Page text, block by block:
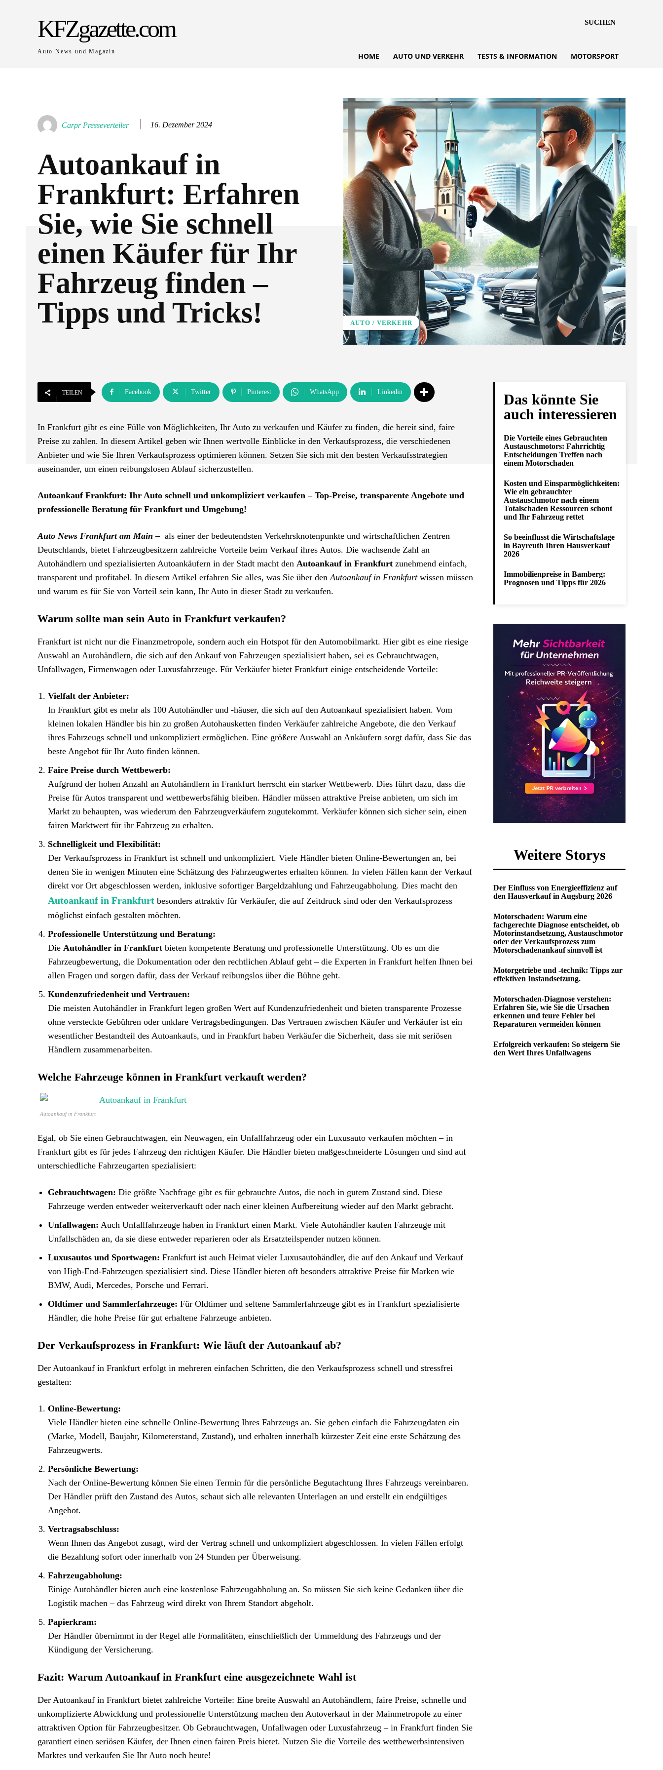
KFZgazette.com
Auto News und Magazin
SUCHEN
HOME AUTO UND VERKEHR TESTS & INFORMATION MOTORSPORT
Carpr Presseverteiler 16. Dezember 2024
Autoankauf in
Frankfurt: Erfahren
Sie, wie Sie schnell
einen Käufer für Ihr
Fahrzeug finden –
Tipps und Tricks!
AUTO / VERKEHR
TEILEN Facebook Twitter Pinterest WhatsApp Linkedin
In Frankfurt gibt es eine Fülle von Möglichkeiten, Ihr Auto zu verkaufen und Käufer zu finden, die bereit sind, faire
Preise zu zahlen. In diesem Artikel geben wir Ihnen wertvolle Einblicke in den Verkaufsprozess, die verschiedenen
Anbieter und wie Sie Ihren Verkaufsprozess optimieren können. Setzen Sie sich mit den besten Verkaufsstrategien
auseinander, um einen reibungslosen Ablauf sicherzustellen.
Autoankauf Frankfurt: Ihr Auto schnell und unkompliziert verkaufen – Top-Preise, transparente Angebote und
professionelle Beratung für Frankfurt und Umgebung!
Auto News Frankfurt am Main – als einer der bedeutendsten Verkehrsknotenpunkte und wirtschaftlichen Zentren
Deutschlands, bietet Fahrzeugbesitzern zahlreiche Vorteile beim Verkauf ihres Autos. Die wachsende Zahl an
Autohändlern und spezialisierten Autoankäufern in der Stadt macht den Autoankauf in Frankfurt zunehmend einfach,
transparent und profitabel. In diesem Artikel erfahren Sie alles, was Sie über denAutoankauf in Frankfurtwissen müssen
und warum es für Sie von Vorteil sein kann, Ihr Auto in dieser Stadt zu verkaufen.
Warum sollte man sein Auto in Frankfurt verkaufen?
Frankfurt ist nicht nur die Finanzmetropole, sondern auch ein Hotspot für den Automobilmarkt. Hier gibt es eine riesige
Auswahl an Autohändlern, die sich auf den Ankauf von Fahrzeugen spezialisiert haben, sei es Gebrauchtwagen,
Unfallwagen, Firmenwagen oder Luxusfahrzeuge. Für Verkäufer bietet Frankfurt einige entscheidende Vorteile:
Vielfalt der Anbieter:
In Frankfurt gibt es mehr als 100 Autohändler und -häuser, die sich auf den Autoankauf spezialisiert haben. Vom
kleinen lokalen Händler bis hin zu großen Autohausketten finden Verkäufer zahlreiche Angebote, die den Verkauf
ihres Fahrzeugs schnell und unkompliziert ermöglichen. Eine größere Auswahl an Ankäufern sorgt dafür, dass Sie das
beste Angebot für Ihr Auto finden können.
Faire Preise durch Wettbewerb:
Aufgrund der hohen Anzahl an Autohändlern in Frankfurt herrscht ein starker Wettbewerb. Dies führt dazu, dass die
Preise für Autos transparent und wettbewerbsfähig bleiben. Händler müssen attraktive Preise anbieten, um sich im
Markt zu behaupten, was wiederum den Fahrzeugverkäufern zugutekommt. Verkäufer können sich sicher sein, einen
fairen Marktwert für ihr Fahrzeug zu erhalten.
Schnelligkeit und Flexibilität:
Der Verkaufsprozess in Frankfurt ist schnell und unkompliziert. Viele Händler bieten Online-Bewertungen an, bei
denen Sie in wenigen Minuten eine Schätzung des Fahrzeugwertes erhalten können. In vielen Fällen kann der Verkauf
direkt vor Ort abgeschlossen werden, inklusive sofortiger Bargeldzahlung und Fahrzeugabholung. Dies macht den
Autoankauf in Frankfurt besonders attraktiv für Verkäufer, die auf Zeitdruck sind oder den Verkaufsprozess
möglichst einfach gestalten möchten.
Professionelle Unterstützung und Beratung:
Die Autohändler in Frankfurt bieten kompetente Beratung und professionelle Unterstützung. Ob es um die
Fahrzeugbewertung, die Dokumentation oder den rechtlichen Ablauf geht – die Experten in Frankfurt helfen Ihnen bei
allen Fragen und sorgen dafür, dass der Verkauf reibungslos über die Bühne geht.
Kundenzufriedenheit und Vertrauen:
Die meisten Autohändler in Frankfurt legen großen Wert auf Kundenzufriedenheit und bieten transparente Prozesse
ohne versteckte Gebühren oder unklare Vertragsbedingungen. Das Vertrauen zwischen Käufer und Verkäufer ist ein
wesentlicher Bestandteil des Autoankaufs, und in Frankfurt haben Verkäufer die Sicherheit, dass sie mit seriösen
Händlern zusammenarbeiten.
Welche Fahrzeuge können in Frankfurt verkauft werden?
Autoankauf in Frankfurt
Egal, ob Sie einen Gebrauchtwagen, ein Neuwagen, ein Unfallfahrzeug oder ein Luxusauto verkaufen möchten – in
Frankfurt gibt es für jedes Fahrzeug den richtigen Käufer. Die Händler bieten maßgeschneiderte Lösungen und sind auf
unterschiedliche Fahrzeugarten spezialisiert:
Gebrauchtwagen: Die größte Nachfrage gibt es für gebrauchte Autos, die noch in gutem Zustand sind. Diese
Fahrzeuge werden entweder weiterverkauft oder nach einer kleinen Aufbereitung wieder auf den Markt gebracht.
Unfallwagen: Auch Unfallfahrzeuge haben in Frankfurt einen Markt. Viele Autohändler kaufen Fahrzeuge mit
Unfallschäden an, da sie diese entweder reparieren oder als Ersatzteilspender nutzen können.
Luxusautos und Sportwagen: Frankfurt ist auch Heimat vieler Luxusautohändler, die auf den Ankauf und Verkauf
von High-End-Fahrzeugen spezialisiert sind. Diese Händler bieten oft besonders attraktive Preise für Marken wie
BMW, Audi, Mercedes, Porsche und Ferrari.
Oldtimer und Sammlerfahrzeuge: Für Oldtimer und seltene Sammlerfahrzeuge gibt es in Frankfurt spezialisierte
Händler, die hohe Preise für gut erhaltene Fahrzeuge anbieten.
Der Verkaufsprozess in Frankfurt: Wie läuft der Autoankauf ab?
Der Autoankauf in Frankfurt erfolgt in mehreren einfachen Schritten, die den Verkaufsprozess schnell und stressfrei
gestalten:
Online-Bewertung:
Viele Händler bieten eine schnelle Online-Bewertung Ihres Fahrzeugs an. Sie geben einfach die Fahrzeugdaten ein
(Marke, Modell, Baujahr, Kilometerstand, Zustand), und erhalten innerhalb kürzester Zeit eine erste Schätzung des
Fahrzeugwerts.
Persönliche Bewertung:
Nach der Online-Bewertung können Sie einen Termin für die persönliche Begutachtung Ihres Fahrzeugs vereinbaren.
Der Händler prüft den Zustand des Autos, schaut sich alle relevanten Unterlagen an und erstellt ein endgültiges
Angebot.
Vertragsabschluss:
Wenn Ihnen das Angebot zusagt, wird der Vertrag schnell und unkompliziert abgeschlossen. In vielen Fällen erfolgt
die Bezahlung sofort oder innerhalb von 24 Stunden per Überweisung.
Fahrzeugabholung:
Einige Autohändler bieten auch eine kostenlose Fahrzeugabholung an. So müssen Sie sich keine Gedanken über die
Logistik machen – das Fahrzeug wird direkt von Ihrem Standort abgeholt.
Papierkram:
Der Händler übernimmt in der Regel alle Formalitäten, einschließlich der Ummeldung des Fahrzeugs und der
Kündigung der Versicherung.
Fazit: Warum Autoankauf in Frankfurt eine ausgezeichnete Wahl ist
Der Autoankauf in Frankfurt bietet zahlreiche Vorteile: Eine breite Auswahl an Autohändlern, faire Preise, schnelle und
unkomplizierte Abwicklung und professionelle Unterstützung machen den Autoverkauf in der Mainmetropole zu einer
attraktiven Option für Fahrzeugbesitzer. Ob Gebrauchtwagen, Unfallwagen oder Luxusfahrzeug – in Frankfurt finden Sie
garantiert einen seriösen Käufer, der Ihnen einen fairen Preis bietet. Nutzen Sie die Vorteile des wettbewerbsintensiven
Marktes und verkaufen Sie Ihr Auto noch heute!
Das könnte Sie
auch interessieren
Die Vorteile eines Gebrauchten
Austauschmotors: Fahrrichtig
Entscheidungen Treffen nach
einem Motorschaden
Kosten und Einsparmöglichkeiten:
Wie ein gebrauchter
Austauschmotor nach einem
Totalschaden Ressourcen schont
und Ihr Fahrzeug rettet
So beeinflusst die Wirtschaftslage
in Bayreuth Ihren Hausverkauf
2026
Immobilienpreise in Bamberg:
Prognosen und Tipps für 2026
Weitere Storys
Der Einfluss von Energieeffizienz auf
den Hausverkauf in Augsburg 2026
Motorschaden: Warum eine
fachgerechte Diagnose entscheidet, ob
Motorinstandsetzung, Austauschmotor
oder der Verkaufsprozess zum
Motorschadenankauf sinnvoll ist
Motorgetriebe und -technik: Tipps zur
effektiven Instandsetzung.
Motorschaden-Diagnose verstehen:
Erfahren Sie, wie Sie die Ursachen
erkennen und teure Fehler bei
Reparaturen vermeiden können
Erfolgreich verkaufen: So steigern Sie
den Wert Ihres Unfallwagens